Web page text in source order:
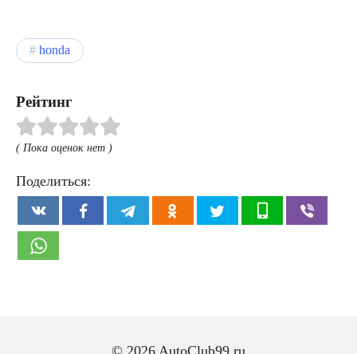
honda
Рейтинг
( Пока оценок нет )
Поделиться: